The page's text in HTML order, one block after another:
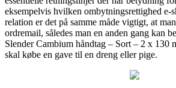
eksempelvis hvilken ombytningsrettighed e-
relation er det på samme måde vigtigt, at
ordremail, således man en anden gang kan
Slender Cambium håndtag – Sort – 2 x 130
skal købe en gave til en dreng eller pige.